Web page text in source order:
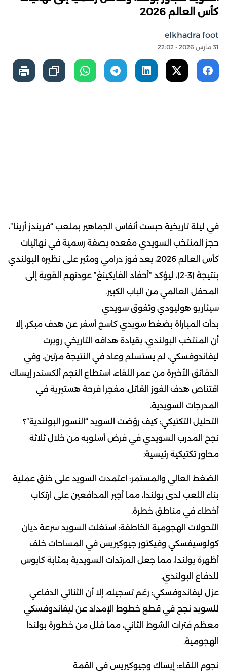
كأس العالم 2026
elkhadra foot
31 مارس 2026 - 22:02
في ليلة تاريخية حبست أنفاس الجماهير بملعب “فريندز أرينا”،
حجز المنتخب السويدي مقعده بصفة رسمية في نهائيات
كأس العالم 2026، بعد فوز درامي ومثير على نظيره البولندي
بنتيجة (3-2)، ليؤكد “أحفاد الفايكينغ” عودتهم القوية إلى
المحفل العالمي من الباب الكبير.
سيناريو هوليودي وتفوق سويدي
بدأت المباراة بضغط سويدي كاسح أسفر عن هدف مبكر، إلا
أن المنتخب البولندي، بقيادة هدافه التاريخي روبرت
ليفاندوفسكي، لم يستسلم وعاد في النتيجة مرتين. وفي
الدقائق الأخيرة من عمر اللقاء، استطاع النجم ألكسندر إيساك
اقتناص هدف الفوز القاتل، مفجراً فرحة هستيرية في
المدرجات السويدية.
التحليل التكتيكي: كيف روّضت السويد “النسور البولندية”؟
نجح المدرب السويدي في فرض أسلوبه من خلال ثلاثة
محاور تكتيكية رئيسية:
الضغط العالي والمستمر: اعتمدت السويد على خنق عملية
بناء اللعب لدى بولندا، مما أجبر المدافعين على ارتكاب
أخطاء في مناطق خطرة.
التحولات الهجومية الخاطفة: استغلت السويد سرعة ديان
كولوسيفسكي وفيكتور جيوكيريس في المساحات خلف
أظهرة بولندا، مما جعل المرتدات السويدية بمثابة كابوس
للدفاع البولندي.
عزل ليفاندوفسكي: رغم تسجيله، إلا أن الثنائي الدفاعي
للسويد نجح في قطع خطوط الإمداد عن ليفاندوفسكي
معظم فترات الشوط الثاني، مما قلل من خطورة بولندا
الهجومية.
نجوم اللقاء: إيساك وجيوكيريس في القمة